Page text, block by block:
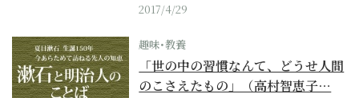
2017/4/29
趣味･教養
「世の中の習慣なんて、どうせ人間
のこさえたもの」（高村智恵子…